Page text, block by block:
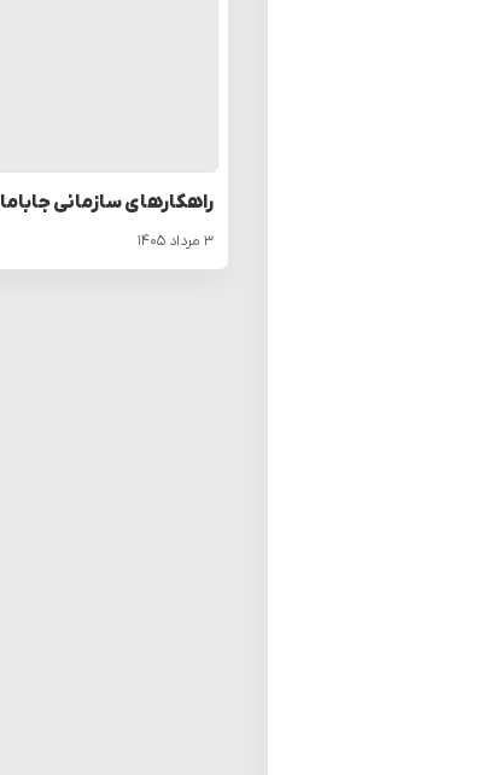
راهکارهای سازمانی جاباما
۳ مرداد ۱۴۰۵